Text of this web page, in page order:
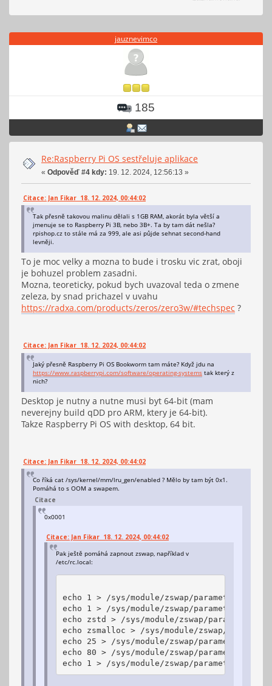
jauznevimco
185
Re:Raspberry Pi OS sestřeluje aplikace
« Odpověď #4 kdy: 19. 12. 2024, 12:56:13 »
Citace: Jan Fikar 18. 12. 2024, 00:44:02
Tak přesně takovou malinu dělali s 1GB RAM, akorát byla větší a
jmenuje se to Raspberry Pi 3B, nebo 3B+. Ta by tam dát nešla?
rpishop.cz to stále má za 999, ale asi půjde sehnat second-hand
levněji.
To je moc velky a mozna to bude i trosku vic zrat, oboji
je bohuzel problem zasadni.
Mozna, teoreticky, pokud bych uvazoval teda o zmene
zeleza, by snad prichazel v uvahu
https://radxa.com/products/zeros/zero3w/#techspec ?
Citace: Jan Fikar 18. 12. 2024, 00:44:02
Jaký přesně Raspberry Pi OS Bookworm tam máte? Když jdu na
https://www.raspberrypi.com/software/operating-systems tak který z
nich?
Desktop je nutny a nutne musi byt 64-bit (mam
neverejny build qDD pro ARM, ktery je 64-bit).
Takze Raspberry Pi OS with desktop, 64 bit.
Citace: Jan Fikar 18. 12. 2024, 00:44:02
Co říká cat /sys/kernel/mm/lru_gen/enabled ? Mělo by tam být 0x1.
Pomáhá to s OOM a swapem.
Citace
0x0001
Citace: Jan Fikar 18. 12. 2024, 00:44:02
Pak ještě pomáhá zapnout zswap, například v
/etc/rc.local:
echo 1 > /sys/module/zswap/parameters/
echo 1 > /sys/module/zswap/parameters/
echo zstd > /sys/module/zswap/parameters/
echo zsmalloc > /sys/module/zswap/
echo 25 > /sys/module/zswap/parameters/
echo 80 > /sys/module/zswap/parameters/
echo 1 > /sys/module/zswap/parameters/